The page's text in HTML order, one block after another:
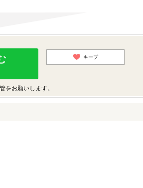
キープ
をお願いします。